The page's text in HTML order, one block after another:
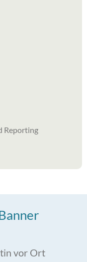
Reporting
vor Ort